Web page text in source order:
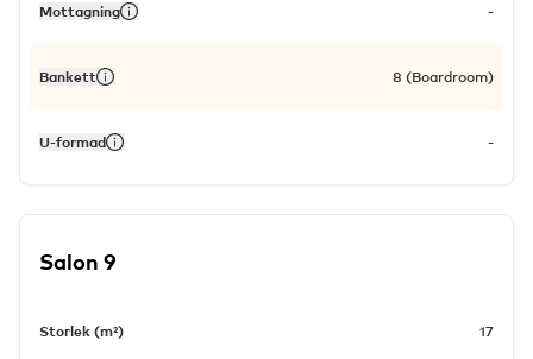
Mottagning -
Bankett 8 (Boardroom)
U-formad -
Salon 9
Storlek (m²) 17